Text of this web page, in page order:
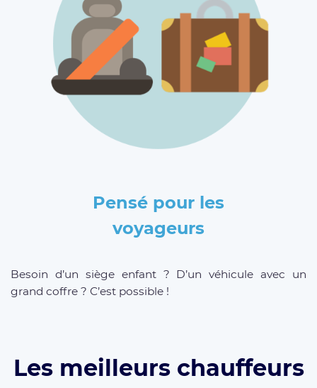
Pensé pour les
voyageurs
Besoin d’un siège enfant ? D’un véhicule avec un
grand coffre ? C’est possible !
Les meilleurs chauffeurs